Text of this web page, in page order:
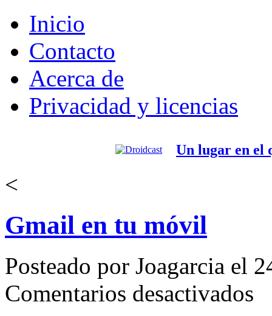
Inicio
Contacto
Acerca de
Privacidad y licencias
Un lugar en el
<
Gmail en tu móvil
Posteado por Joagarcia el
Comentarios desactivados